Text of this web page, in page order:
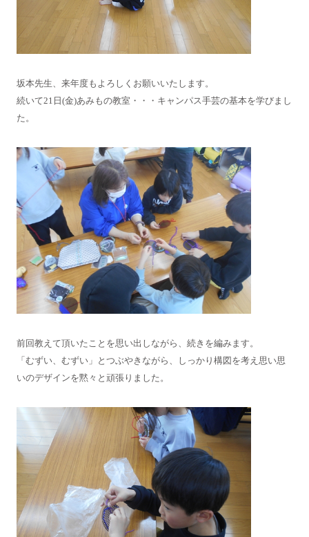
坂本先生、来年度もよろしくお願いいたします。
続いて21日(金)あみもの教室・・・キャンパス手芸の基本を学びまし
た。
前回教えて頂いたことを思い出しながら、続きを編みます。
「むずい、むずい」とつぶやきながら、しっかり構図を考え思い思
いのデザインを黙々と頑張りました。